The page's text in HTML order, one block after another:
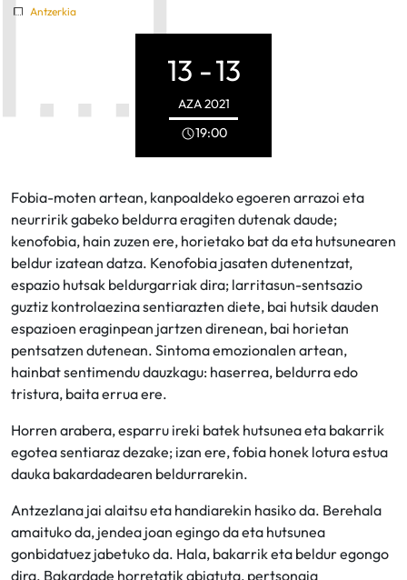
Antzerkia
13 -13
AZA2021
19:00
Fobia-moten artean, kanpoaldeko egoeren arrazoi eta
neurririk gabeko beldurra eragiten dutenak daude;
kenofobia, hain zuzen ere, horietako bat da eta hutsunearen
beldur izatean datza. Kenofobia jasaten dutenentzat,
espazio hutsak beldurgarriak dira; larritasun-sentsazio
guztiz kontrolaezina sentiarazten diete, bai hutsik dauden
espazioen eraginpean jartzen direnean, bai horietan
pentsatzen dutenean. Sintoma emozionalen artean,
hainbat sentimendu dauzkagu: haserrea, beldurra edo
tristura, baita errua ere.
Horren arabera, esparru ireki batek hutsunea eta bakarrik
egotea sentiaraz dezake; izan ere, fobia honek lotura estua
dauka bakardadearen beldurrarekin.
Antzezlana jai alaitsu eta handiarekin hasiko da. Berehala
amaituko da, jendea joan egingo da eta hutsunea
gonbidatuez jabetuko da. Hala, bakarrik eta beldur egongo
dira. Bakardade horretatik abiatuta, pertsonaia